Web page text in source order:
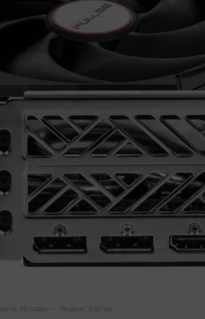
Москвы — Яндекс Карты